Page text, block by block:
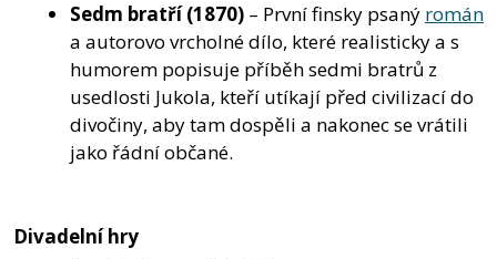
Sedm bratří(1870) – První finsky psaný román
a autorovo vrcholné dílo, které realisticky a s
humorem popisuje příběh sedmi bratrů z
usedlosti Jukola, kteří utíkají před civilizací do
divočiny, aby tam dospěli a nakonec se vrátili
jako řádní občané.
Divadelní hry